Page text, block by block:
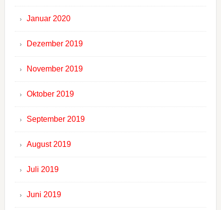
Januar 2020
Dezember 2019
November 2019
Oktober 2019
September 2019
August 2019
Juli 2019
Juni 2019